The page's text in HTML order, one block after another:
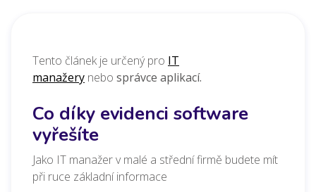
Tento článek je určený pro IT
manažery nebo správce aplikací.
Co díky evidenci software
vyřešíte
Jako IT manažer v malé a střední firmě budete mít
při ruce základní informace